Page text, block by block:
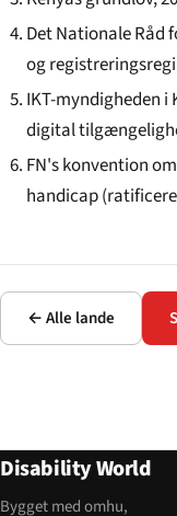
Det Nationale Råd
og
IKT-myndigheden
digital
FN's konvention
handicap
← Alle lande
Disability World
Bygget med omhu,